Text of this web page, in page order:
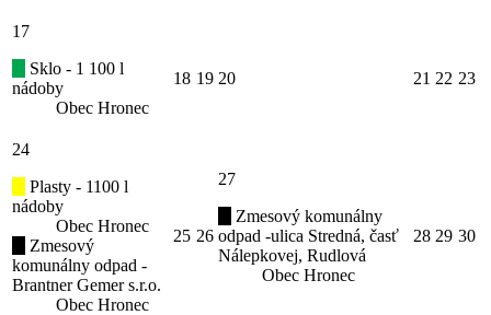
17
Sklo - 1 100 l
nádoby
Obec Hronec
18 19 20 21 22 23
24
Plasty - 1100 l
nádoby
Obec Hronec
Zmesový
komunálny odpad -
Brantner Gemer s.r.o.
Obec Hronec
25 26
27
Zmesový komunálny
odpad -ulica Stredná, časť
Nálepkovej, Rudlová
Obec Hronec
28 29 30